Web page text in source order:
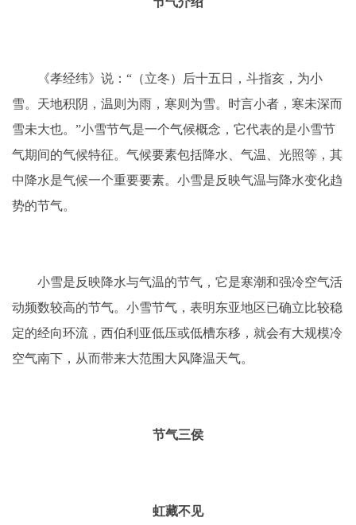
《孝经纬》说：“（立冬）后十五日，斗指亥，为小
雪。天地积阴，温则为雨，寒则为雪。时言小者，寒未深而
雪未大也。”小雪节气是一个气候概念，它代表的是小雪节
气期间的气候特征。气候要素包括降水、气温、光照等，其
中降水是气候一个重要要素。小雪是反映气温与降水变化趋
势的节气。
小雪是反映降水与气温的节气，它是寒潮和强冷空气活
动频数较高的节气。小雪节气，表明东亚地区已确立比较稳
定的经向环流，西伯利亚低压或低槽东移，就会有大规模冷
空气南下，从而带来大范围大风降温天气。
节气三侯
虹藏不见